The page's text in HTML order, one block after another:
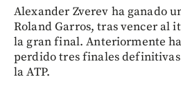
Alexander Zverev ha ganado
Roland Garros, tras vencer al
la gran final. Anteriormente
perdido tres finales
la ATP.